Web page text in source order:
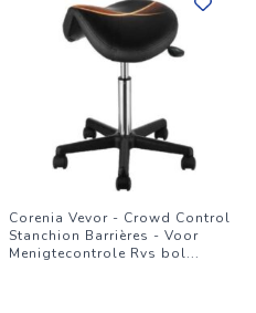
Corenia Vevor - Crowd Control
Stanchion Barrières - Voor
Menigtecontrole Rvs bol...